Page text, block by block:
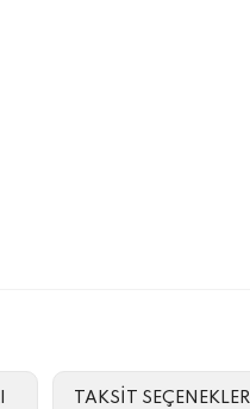
TAKSİT SEÇENEKLERİ